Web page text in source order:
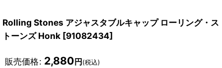
Rolling Stones アジャスタブルキャップ ローリング・ス
トーンズ Honk [91082434]
販売価格: 2,880 円 (税込)